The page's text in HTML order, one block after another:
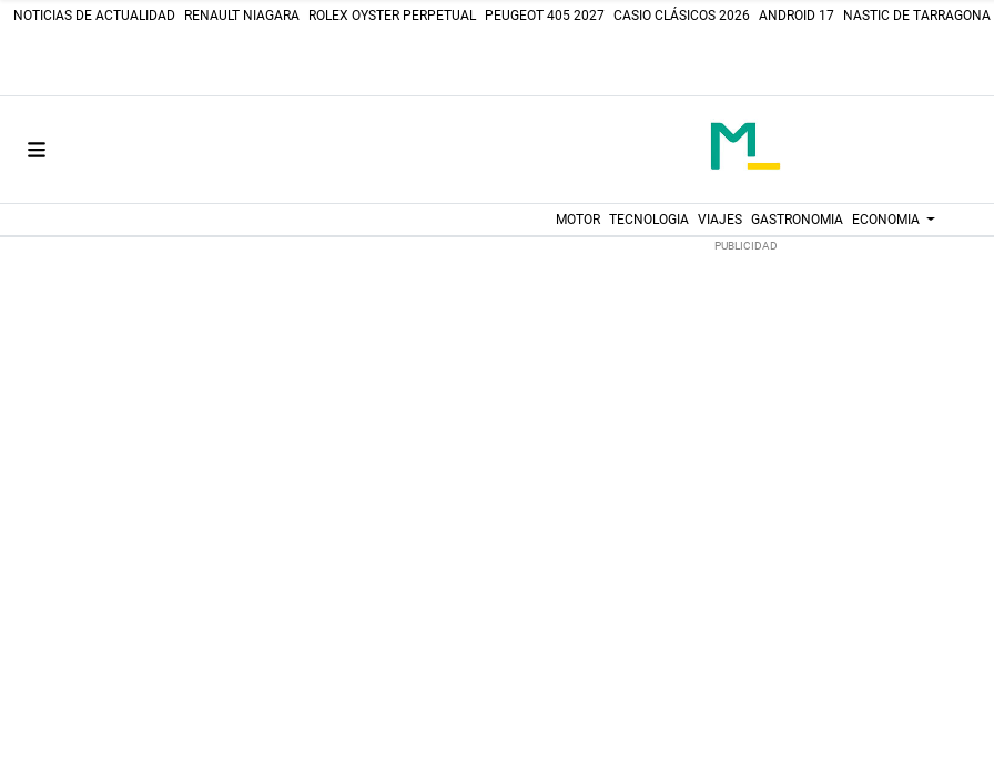
NOTICIAS DE ACTUALIDAD RENAULT NIAGARA ROLEX OYSTER PERPETUAL PEUGEOT 405 2027 CASIO CLÁSICOS 2026 ANDROID 17 NASTIC DE TARRAGONA
MOTOR TECNOLOGIA VIAJES GASTRONOMIA ECONOMIA